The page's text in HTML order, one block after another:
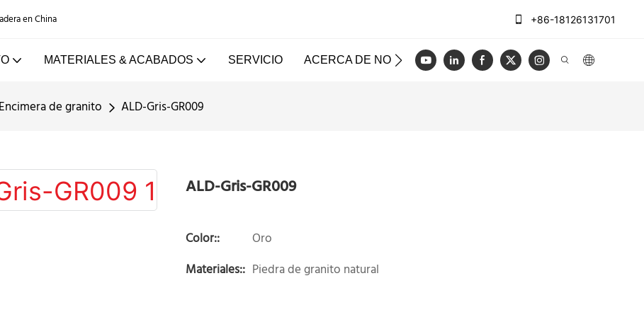
en China +86-18126131701
MATERIALES & ACABADOS SERVICIO ACERCA DE NOSOTROS CASOS REGISTRO
Encimera de granito ALD-Gris-GR009
ALD-Gris-GR009
Color::
Oro
Materiales:: Piedra de granito natural